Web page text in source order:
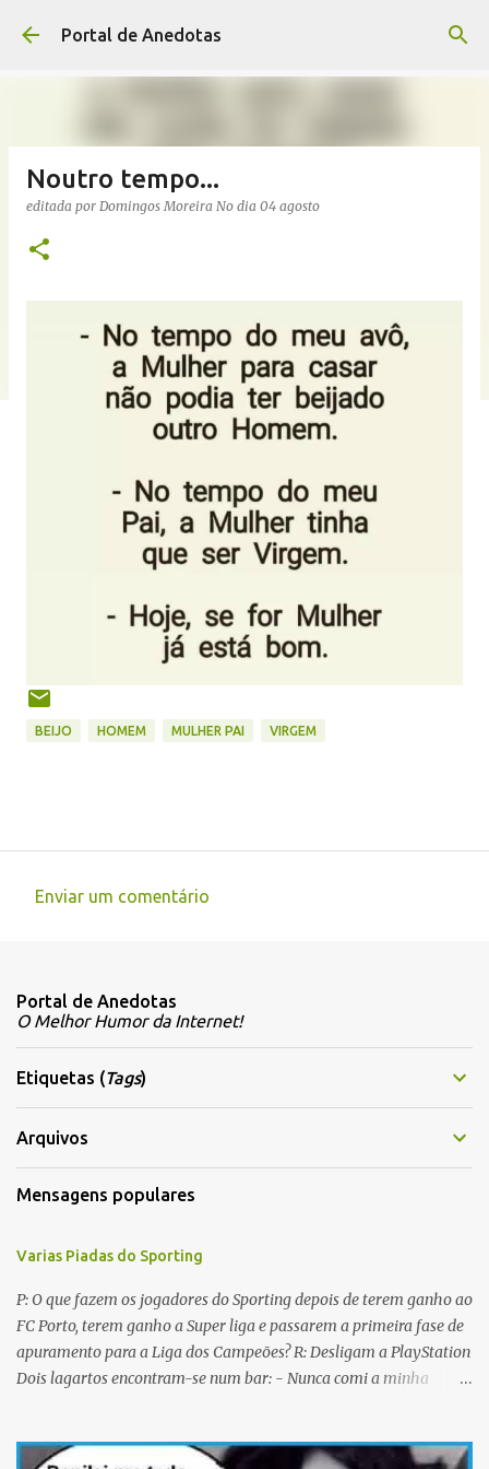
Avançar para o conteúdo principal
Portal de Anedotas
Noutro tempo...
editada por Domingos Moreira No dia 04 agosto
BEIJO HOMEM MULHER PAI VIRGEM
e
n
t
á
r
i
o
Enviar um comentário
Portal de Anedotas
O Melhor Humor da Internet!
Etiquetas (Tags)
Arquivos
Mensagens populares
Varias Piadas do Sporting
P: O que fazem os jogadores do Sporting depois de terem ganho ao
FC Porto, terem ganho a Super liga e passarem a primeira fase de
apuramento para a Liga dos Campeões? R: Desligam a PlayStation
Dois lagartos encontram-se num bar: - Nunca comi a minha
com as caras dos jogadores do Sporting a propósito do centenário.